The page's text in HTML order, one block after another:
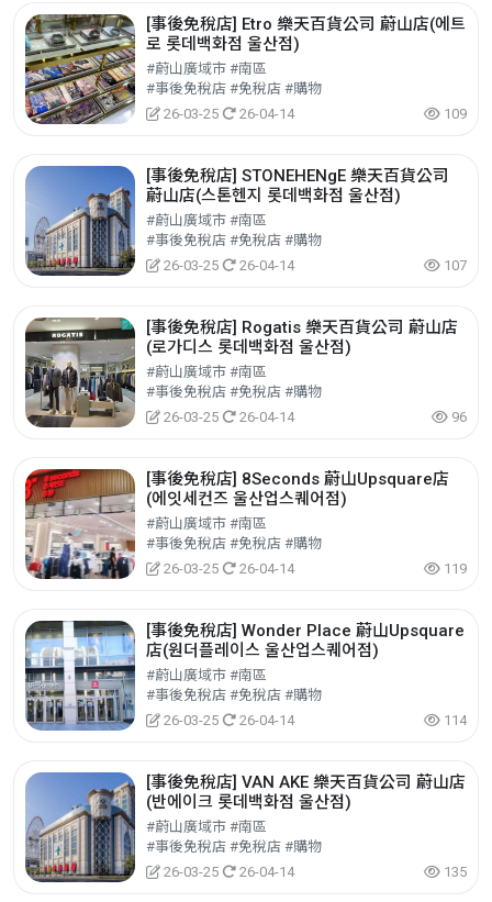
[事後免稅店] Etro 樂天百貨公司 蔚山店(에트
로 롯데백화점 울산점)
#蔚山廣域市 #南區
#事後免稅店 #免稅店 #購物
26-03-25
26-04-14 109
[事後免稅店] STONEHENgE 樂天百貨公司
蔚山店(스톤헨지 롯데백화점 울산점)
#蔚山廣域市 #南區
#事後免稅店 #免稅店 #購物
26-03-25
26-04-14 107
[事後免稅店] Rogatis 樂天百貨公司 蔚山店
(로가디스 롯데백화점 울산점)
#蔚山廣域市 #南區
#事後免稅店 #免稅店 #購物
26-03-25
26-04-14 96
[事後免稅店] 8Seconds 蔚山Upsquare店
(에잇세컨즈 울산업스퀘어점)
#蔚山廣域市 #南區
#事後免稅店 #免稅店 #購物
26-03-25
26-04-14 119
[事後免稅店] Wonder Place 蔚山Upsquare
店(원더플레이스 울산업스퀘어점)
#蔚山廣域市 #南區
#事後免稅店 #免稅店 #購物
26-03-25
26-04-14 114
[事後免稅店] VAN AKE 樂天百貨公司 蔚山店
(반에이크 롯데백화점 울산점)
#蔚山廣域市 #南區
#事後免稅店 #免稅店 #購物
26-03-25
26-04-14 135